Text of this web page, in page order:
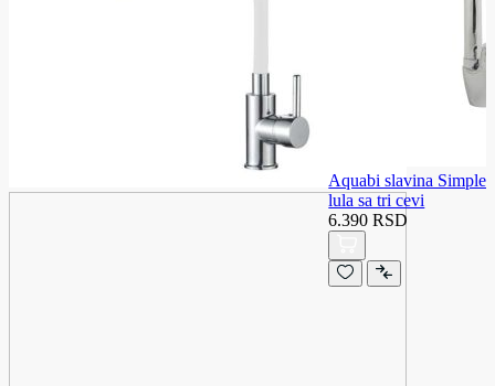
Aquabi slavina Simple
lula sa tri cevi
6.390 RSD